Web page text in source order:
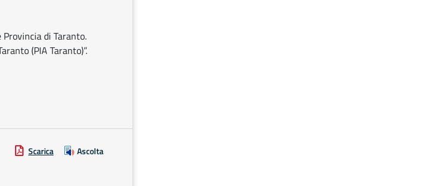
di Taranto.
(PIA Taranto)”.
Scarica Ascolta